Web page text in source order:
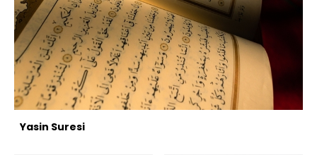
Yasin Suresi